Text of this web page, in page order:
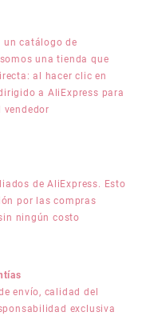
un catálogo de
una tienda que
al hacer clic en
a AliExpress para
de AliExpress. Esto
por las compras
ningún costo
envío, calidad del
exclusiva